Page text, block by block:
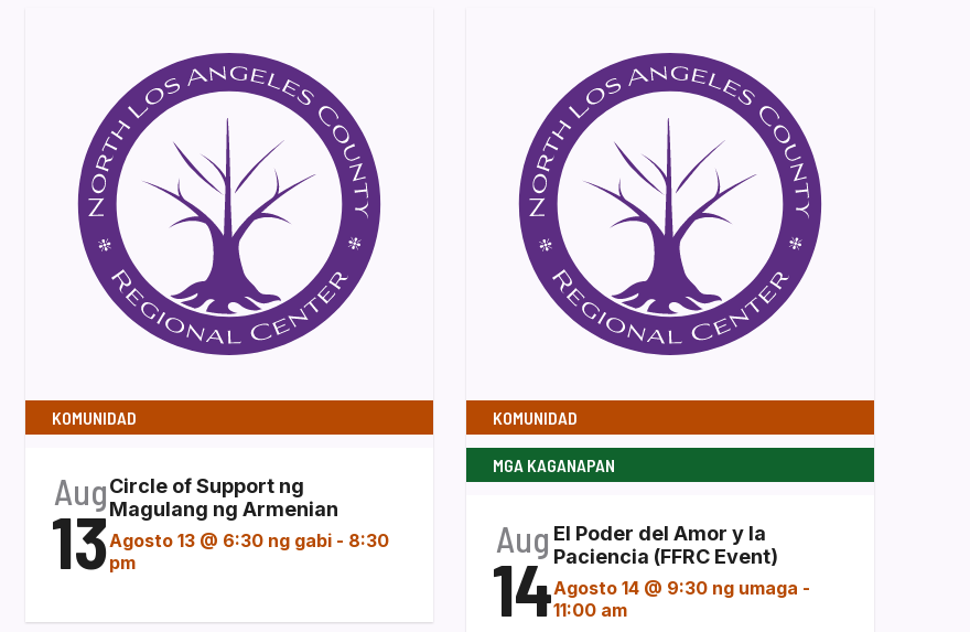
KOMUNIDAD
Aug
13
Circle of Support ng
Magulang ng Armenian
Agosto 13 @ 6:30 ng gabi - 8:30
pm
KOMUNIDAD
MGA KAGANAPAN
Aug
14
El Poder del Amor y la
Paciencia (FFRC Event)
Agosto 14 @ 9:30 ng umaga -
11:00 am